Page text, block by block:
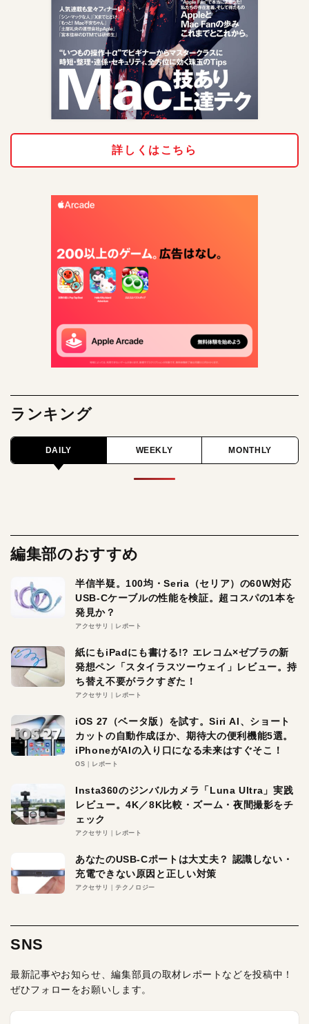
詳しくはこちら
ランキング
DAILY WEEKLY MONTHLY
編集部のおすすめ
半信半疑。100均・Seria（セリア）の60W対応
USB-Cケーブルの性能を検証。超コスパの1本を
発見か？
アクセサリ レポート
紙にもiPadにも書ける!? エレコム×ゼブラの新
発想ペン「スタイラスツーウェイ」レビュー。持
ち替え不要がラクすぎた！
アクセサリ レポート
iOS 27（ベータ版）を試す。Siri AI、ショート
カットの自動作成ほか、期待大の便利機能5選。
iPhoneがAIの入り口になる未来はすぐそこ！
OS レポート
Insta360のジンバルカメラ「Luna Ultra」実践
レビュー。4K／8K比較・ズーム・夜間撮影をチ
ェック
アクセサリ レポート
あなたのUSB-Cポートは大丈夫？ 認識しない・
充電できない原因と正しい対策
アクセサリ テクノロジー
SNS
最新記事やお知らせ、編集部員の取材レポートなどを投稿中！
ぜひフォローをお願いします。